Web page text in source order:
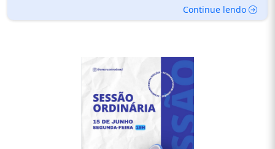
Continue lendo